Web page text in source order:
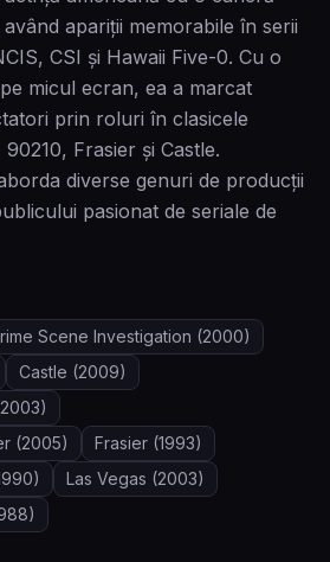
apariții memorabile în serii
CSI și Hawaii Five-0. Cu o
micul ecran, ea a marcat
prin roluri în clasicele
Frasier și Castle.
diverse genuri de producții
pasionat de seriale de
Scene Investigation (2000)
Castle (2009)
(2005) Frasier (1993)
Las Vegas (2003)